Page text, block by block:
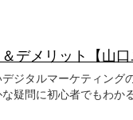
デメリット【山
ジタルマーケティン
疑問に初心者でもわか